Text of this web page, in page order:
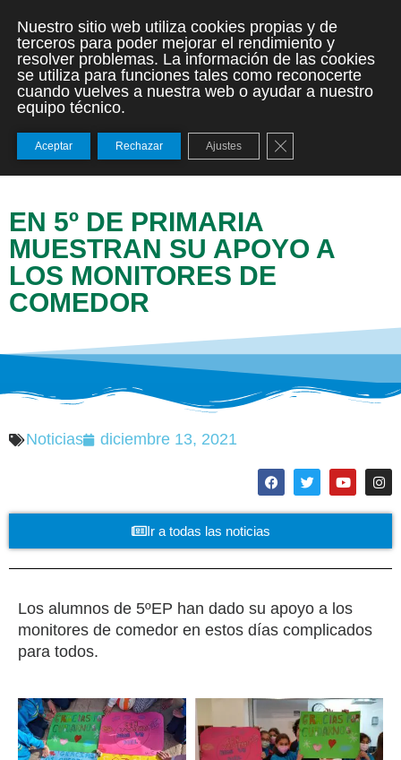
EN 5º DE PRIMARIA
MUESTRAN SU APOYO A
LOS MONITORES DE
COMEDOR
Noticias diciembre 13, 2021
Ir a todas las noticias
Los alumnos de 5ºEP han dado su apoyo a los
monitores de comedor en estos días complicados
para todos.
Nuestro sitio web utiliza cookies propias y de
terceros para poder mejorar el rendimiento y
resolver problemas. La información de las cookies
se utiliza para funciones tales como reconocerte
cuando vuelves a nuestra web o ayudar a nuestro
equipo técnico.
Aceptar Rechazar Ajustes Cerrar el banner de